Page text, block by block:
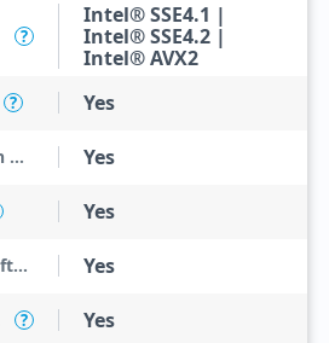
?
Intel® SSE4.1 |
Intel® SSE4.2 |
Intel® AVX2
? Yes
Intel High Definition Audio Yes
Yes
Intel QuickAssist Software Acceleration Yes
? Yes